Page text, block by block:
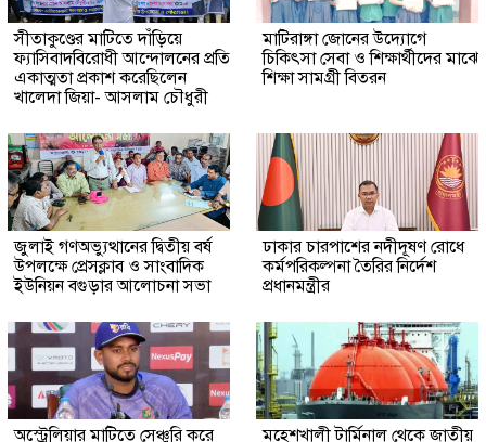
সীতাকুণ্ডের মাটিতে দাঁড়িয়ে
ফ্যাসিবাদবিরোধী আন্দোলনের প্রতি
একাত্মতা প্রকাশ করেছিলেন
খালেদা জিয়া- আসলাম চৌধুরী
মাটিরাঙ্গা জোনের উদ্যোগে
চিকিৎসা সেবা ও শিক্ষার্থীদের মাঝে
শিক্ষা সামগ্রী বিতরন
জুলাই গণঅভ্যুত্থানের দ্বিতীয় বর্ষ
উপলক্ষে প্রেসক্লাব ও সাংবাদিক
ইউনিয়ন বগুড়ার আলোচনা সভা
ঢাকার চারপাশের নদীদূষণ রোধে
কর্মপরিকল্পনা তৈরির নির্দেশ
প্রধানমন্ত্রীর
অস্ট্রেলিয়ার মাটিতে সেঞ্চুরি করে
মহেশখালী টার্মিনাল থেকে জাতীয়